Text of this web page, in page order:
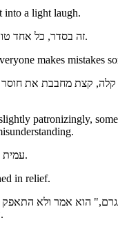
into a light laugh.
"זה בסדר, כל אחד טועה לפעמים.
makes mistakes
patronizingly,
עמית נאנח ברווחה.
in relief.
המצב בדיחה.